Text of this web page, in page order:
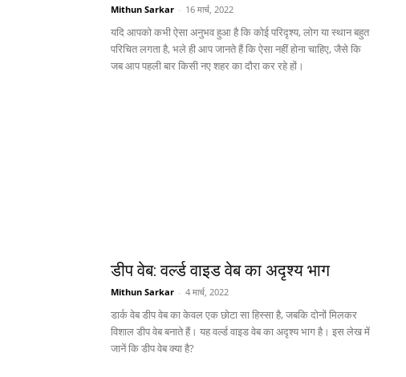
Mithun Sarkar - 16 मार्च, 2022
यदि आपको कभी ऐसा अनुभव हुआ है कि कोई परिदृश्य, लोग या स्थान बहुत
परिचित लगता है, भले ही आप जानते हैं कि ऐसा नहीं होना चाहिए, जैसे कि
जब आप पहली बार किसी नए शहर का दौरा कर रहे हों।
डीप वेब: वर्ल्ड वाइड वेब का अदृश्य भाग
Mithun Sarkar - 4 मार्च, 2022
डार्क वेब डीप वेब का केवल एक छोटा सा हिस्सा है, जबकि दोनों मिलकर
विशाल डीप वेब बनाते हैं। यह वर्ल्ड वाइड वेब का अदृश्य भाग है। इस लेख में
जानें कि डीप वेब क्या है?